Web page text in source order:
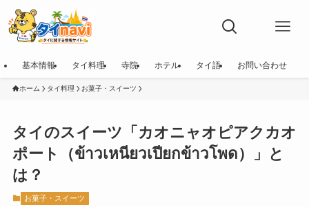
基本情報 タイ料理 寺院 ホテル タイ語 お問い合わせ
ホーム タイ料理 お菓子・スイーツ
タイのスイーツ「カオニャオピアクカオ
ポート（ข้าวเหนียวเปียกข้าวโพด）」と
は？
お菓子・スイーツ